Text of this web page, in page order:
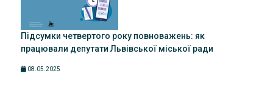
Підсумки четвертого року повноважень: як
працювали депутати Львівської міської ради
08.05.2025